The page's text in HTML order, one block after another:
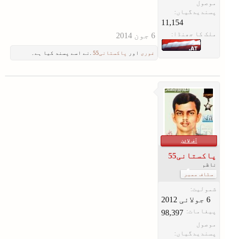
موصول
پسندیدگیاں:
11,154
ملک کا جھنڈا:
غوری اور پاکستانی55 .نے اسے پسند کیا ہے۔
آف لائن
پاکستانی55
ناظم
سٹاف ممبر
شمولیت:
پیغامات: 98,397
موصول
پسندیدگیاں: